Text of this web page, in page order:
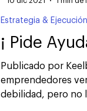
¡ Pide
Publicado por
emprendedores
debilidad, pero no
Estrategia & Ejecución